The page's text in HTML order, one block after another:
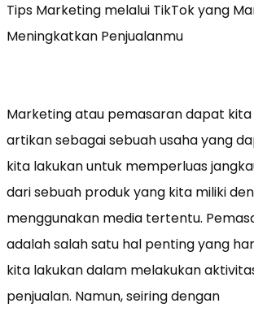
Tips Marketing melalui TikTok yang
Meningkatkan Penjualanmu
Marketing atau pemasaran dapat kita
artikan sebagai sebuah usaha yang
kita lakukan untuk memperluas
dari sebuah produk yang kita miliki
menggunakan media tertentu.
adalah salah satu hal penting yang
kita lakukan dalam melakukan
penjualan. Namun, seiring dengan